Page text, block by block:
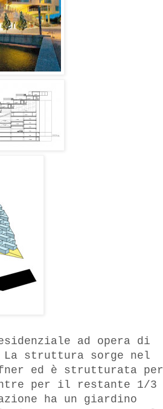
ad opera di
La struttura sorge nel
ed è strutturata per
per il restante 1/3
ha un giardino